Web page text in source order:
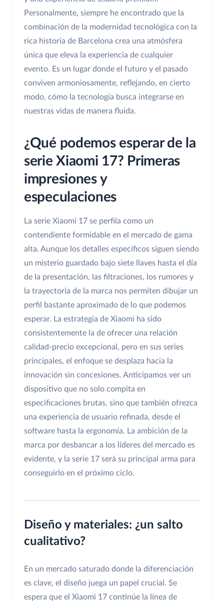
Personalmente, siempre he encontrado que la
combinación de la modernidad tecnológica con la
rica historia de Barcelona crea una atmósfera
única que eleva la experiencia de cualquier
evento. Es un lugar donde el futuro y el pasado
conviven armoniosamente, reflejando, en cierto
modo, cómo la tecnología busca integrarse en
nuestras vidas de manera fluida.
¿Qué podemos esperar de la
serie Xiaomi 17? Primeras
impresiones y
especulaciones
La serie Xiaomi 17 se perfila como un
contendiente formidable en el mercado de gama
alta. Aunque los detalles específicos siguen siendo
un misterio guardado bajo siete llaves hasta el día
de la presentación, las filtraciones, los rumores y
la trayectoria de la marca nos permiten dibujar un
perfil bastante aproximado de lo que podemos
esperar. La estrategia de Xiaomi ha sido
consistentemente la de ofrecer una relación
calidad-precio excepcional, pero en sus series
principales, el enfoque se desplaza hacia la
innovación sin concesiones. Anticipamos ver un
dispositivo que no solo compita en
especificaciones brutas, sino que también ofrezca
una experiencia de usuario refinada, desde el
software hasta la ergonomía. La ambición de la
marca por desbancar a los líderes del mercado es
evidente, y la serie 17 será su principal arma para
conseguirlo en el próximo ciclo.
Diseño y materiales: ¿un salto
cualitativo?
En un mercado saturado donde la diferenciación
es clave, el diseño juega un papel crucial. Se
espera que el Xiaomi 17 continúe la línea de